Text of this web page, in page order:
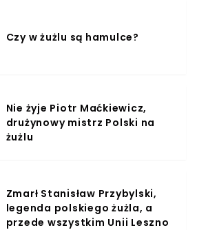
Czy w żużlu są hamulce?
Nie żyje Piotr Maćkiewicz,
drużynowy mistrz Polski na
żużlu
Zmarł Stanisław Przybylski,
legenda polskiego żużla, a
przede wszystkim Unii Leszno